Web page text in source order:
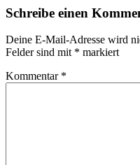
Schreibe einen
Deine E-Mail-Adresse wird
Felder sind mit * markiert
Kommentar *